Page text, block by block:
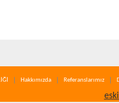
Hakkımızda Referanslarımız